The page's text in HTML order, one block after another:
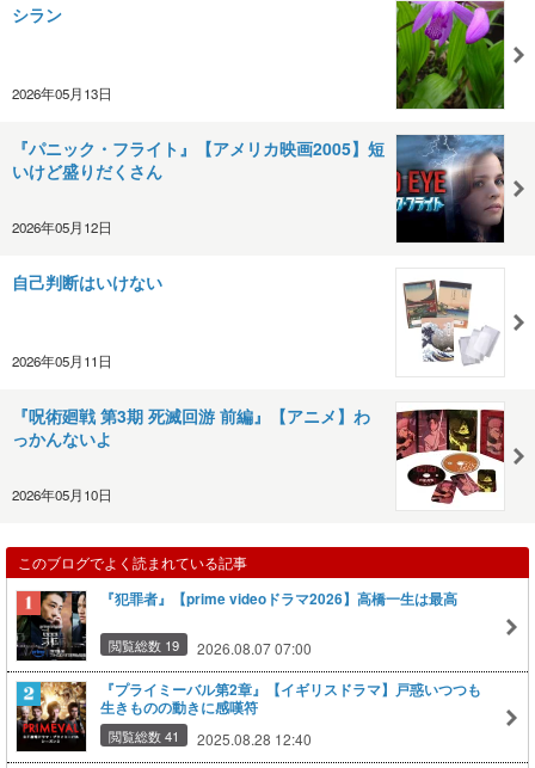
シラン
2026年05月13日
『パニック・フライト』【アメリカ映画2005】短
いけど盛りだくさん
2026年05月12日
自己判断はいけない
2026年05月11日
『呪術廻戦 第3期 死滅回游 前編』【アニメ】わ
っかんないよ
2026年05月10日
このブログでよく読まれている記事
『犯罪者』【prime videoドラマ2026】高橋一生は最高
閲覧総数 19 2026.08.07 07:00
『プライミーバル第2章』【イギリスドラマ】戸惑いつつも
生きものの動きに感嘆符
閲覧総数 41 2025.08.28 12:40